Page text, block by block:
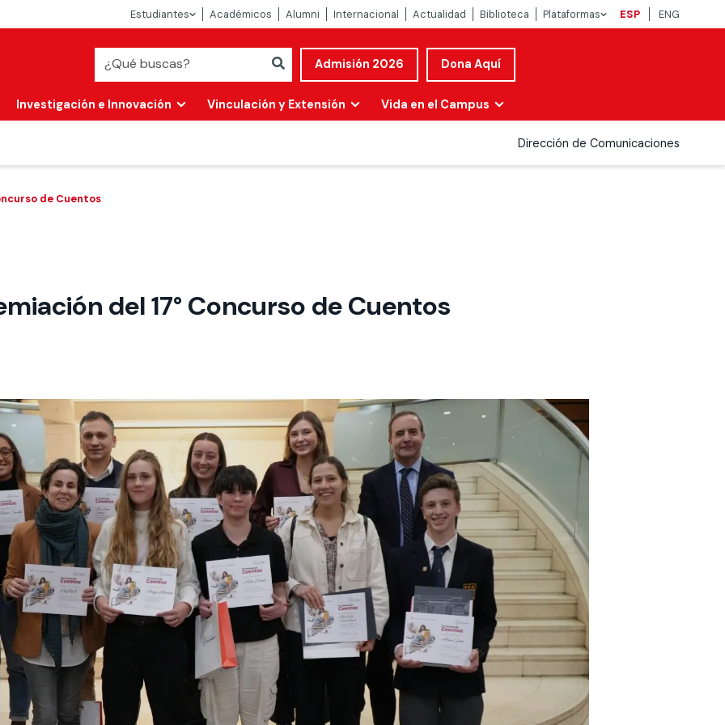
Estudiantes Académicos Alumni Internacional Actualidad Biblioteca Plataformas ESP ENG
Admisión 2026 Dona Aquí
Investigación e Innovación Vinculación y Extensión Vida en el Campus
Dirección de Comunicaciones
de Cuentos
del 17° Concurso de Cuentos